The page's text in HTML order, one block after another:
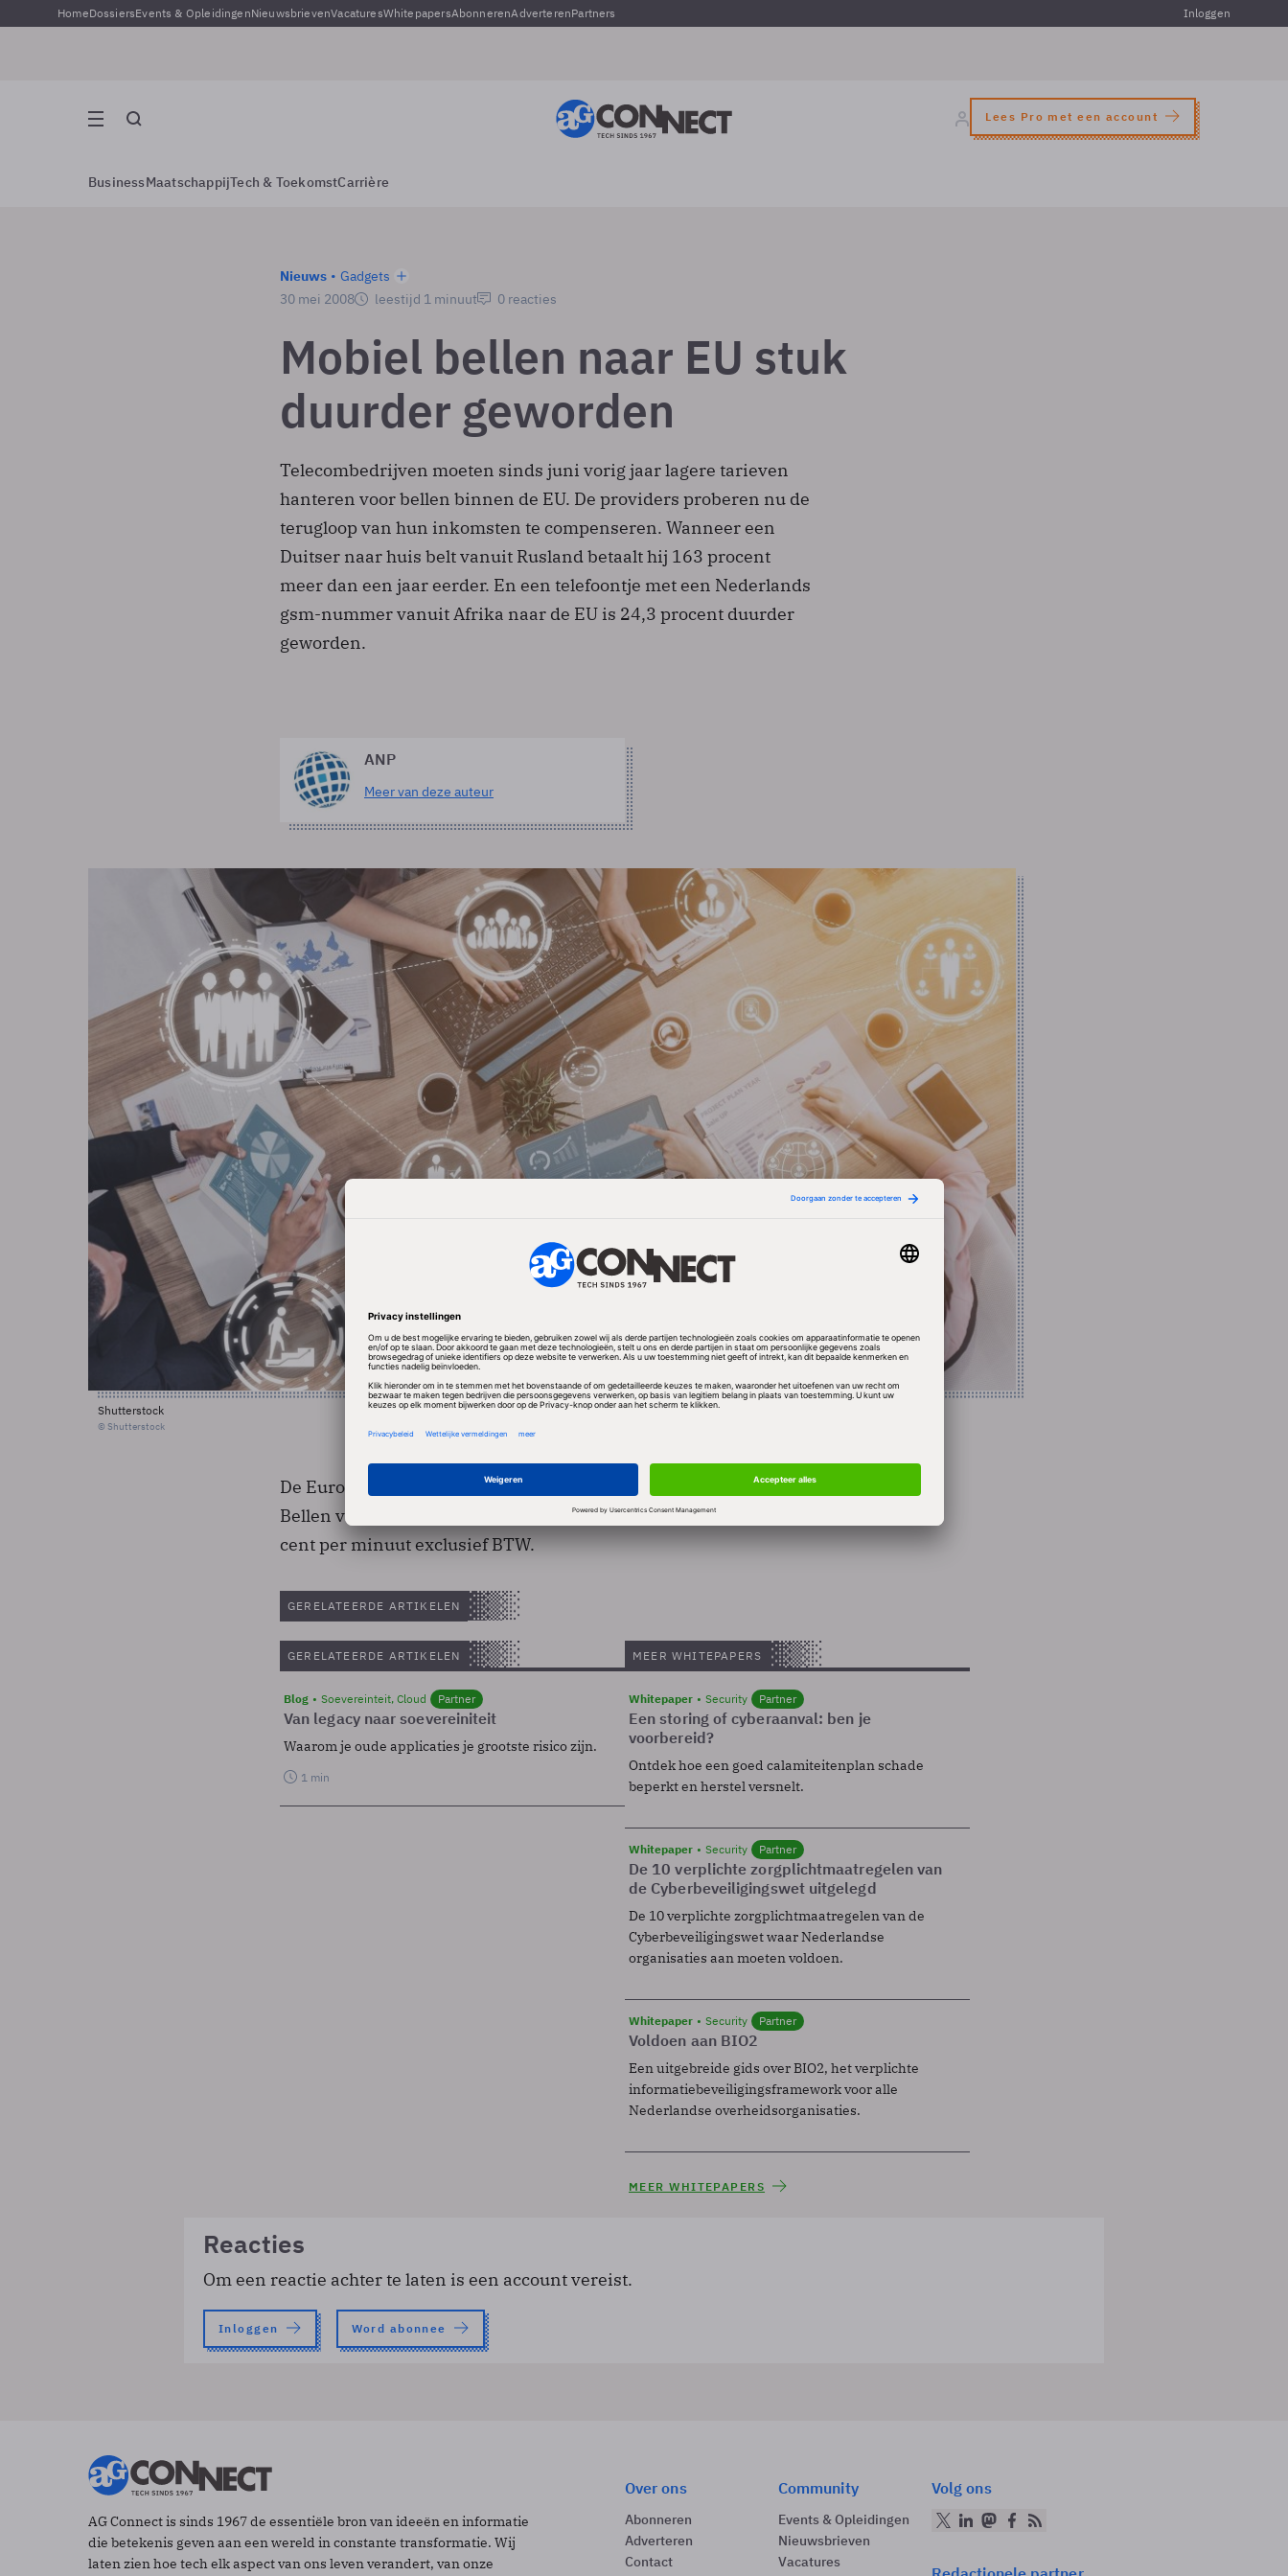
HomeDossiersEvents & OpleidingenNieuwsbrievenVacaturesWhitepapersAbonnerenAdverterenPartners Inloggen
Lees Pro met een account
BusinessMaatschappijTech & ToekomstCarrière
Nieuws
Gadgets
30 mei 2008
leestijd 1 minuut 0 reacties
Mobiel bellen naar EU stuk
duurder geworden
Telecombedrijven moeten sinds juni vorig jaar lagere tarieven
hanteren voor bellen binnen de EU. De providers proberen nu de
terugloop van hun inkomsten te compenseren. Wanneer een
Duitser naar huis belt vanuit Rusland betaalt hij 163 procent
meer dan een jaar eerder. En een telefoontje met een Nederlands
gsm-nummer vanuit Afrika naar de EU is 24,3 procent duurder
geworden.
ANP
Meer van deze auteur
Shutterstock
© Shutterstock
De Europese Commissie verplichtte per 1 juni 2007 lagere roamingkosten.
Bellen van het ene naar het andere EU-land mag niet meer kosten dan 49
cent per minuut exclusief BTW.
GERELATEERDE ARTIKELEN
GERELATEERDE ARTIKELEN
Blog Soevereinteit, Cloud Partner
Van legacy naar soevereiniteit
Waarom je oude applicaties je grootste risico zijn.
1 min
MEER WHITEPAPERS
Whitepaper Security Partner
Een storing of cyberaanval: ben je
voorbereid?
Ontdek hoe een goed calamiteitenplan schade
beperkt en herstel versnelt.
Whitepaper Security Partner
De 10 verplichte zorgplichtmaatregelen van
de Cyberbeveiligingswet uitgelegd
De 10 verplichte zorgplichtmaatregelen van de
Cyberbeveiligingswet waar Nederlandse
organisaties aan moeten voldoen.
Whitepaper Security Partner
Voldoen aan BIO2
Een uitgebreide gids over BIO2, het verplichte
informatiebeveiligingsframework voor alle
Nederlandse overheidsorganisaties.
MEER WHITEPAPERS
Reacties
Om een reactie achter te laten is een account vereist.
Inloggen Word abonnee
AG Connect is sinds 1967 de essentiële bron van ideeën en informatie
die betekenis geven aan een wereld in constante transformatie. Wij
laten zien hoe tech elk aspect van ons leven verandert, van onze
Over ons
Abonneren
Adverteren
Contact
Community
Events & Opleidingen
Nieuwsbrieven
Vacatures
Volg ons